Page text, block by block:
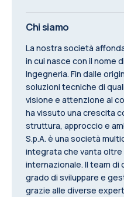
Chi siamo
La nostra società
in cui nasce con il nome
Ingegneria. Fin dalle
soluzioni tecniche di
visione e attenzione al
ha vissuto una crescita
struttura, approccio e
S.p.A. è una società
integrata che vanta oltre
internazionale. Il team
grado di sviluppare e
grazie alle diverse